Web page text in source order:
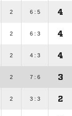
2 6 : 5 4
2 6 : 3 4
2 4 : 3 4
2 7 : 6 3
2 3 : 3 2